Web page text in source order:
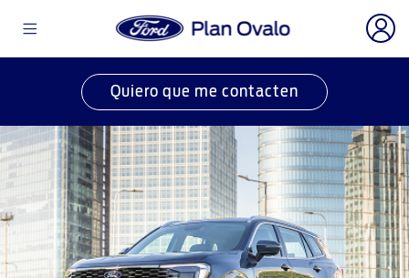
Quiero que me contacten